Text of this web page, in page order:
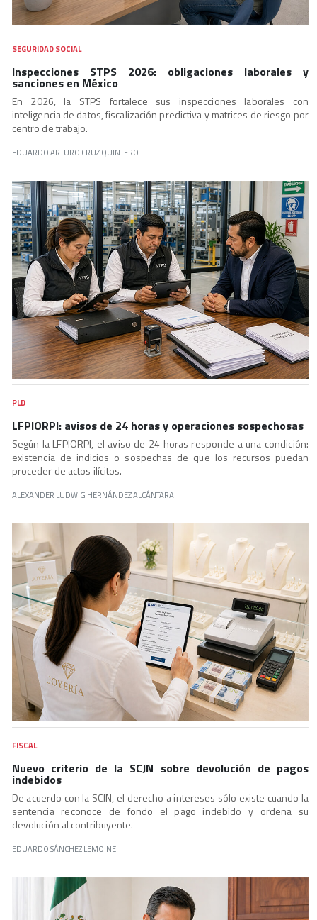
SEGURIDAD SOCIAL
Inspecciones STPS 2026: obligaciones laborales y
sanciones en México
En 2026, la STPS fortalece sus inspecciones laborales con
inteligencia de datos, fiscalización predictiva y matrices de riesgo por
centro de trabajo.
EDUARDO ARTURO CRUZ QUINTERO
PLD
LFPIORPI: avisos de 24 horas y operaciones sospechosas
Según la LFPIORPI, el aviso de 24 horas responde a una condición:
existencia de indicios o sospechas de que los recursos puedan
proceder de actos ilícitos.
ALEXANDER LUDWIG HERNÁNDEZ ALCÁNTARA
FISCAL
Nuevo criterio de la SCJN sobre devolución de pagos
indebidos
De acuerdo con la SCJN, el derecho a intereses sólo existe cuando la
sentencia reconoce de fondo el pago indebido y ordena su
devolución al contribuyente.
EDUARDO SÁNCHEZ LEMOINE